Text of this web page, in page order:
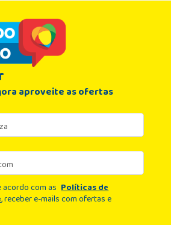
aproveite as ofertas
acordo com as Políticas de
, receber e-mails com ofertas e